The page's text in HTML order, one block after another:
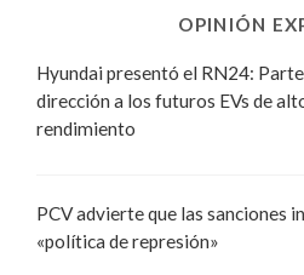
OPINIÓN
Hyundai presentó el RN24:
dirección a los futuros EVs de
rendimiento
PCV advierte que las sanciones
«política de represión»